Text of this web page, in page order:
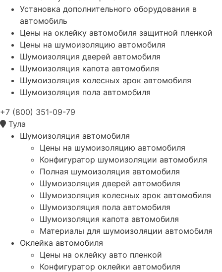
Установка дополнительного оборудования в
автомобиль
Цены на оклейку автомобиля защитной пленкой
Цены на шумоизоляцию автомобиля
Шумоизоляция дверей автомобиля
Шумоизоляция капота автомобиля
Шумоизоляция колесных арок автомобиля
Шумоизоляция пола автомобиля
+7 (800) 351-09-79
Тула
Шумоизоляция автомобиля
Цены на шумоизоляцию автомобиля
Конфигуратор шумоизоляции автомобиля
Полная шумоизоляция автомобиля
Шумоизоляция дверей автомобиля
Шумоизоляция колесных арок автомобиля
Шумоизоляция пола автомобиля
Шумоизоляция капота автомобиля
Материалы для шумоизоляции автомобиля
Оклейка автомобиля
Цены на оклейку авто пленкой
Конфигуратор оклейки автомобиля